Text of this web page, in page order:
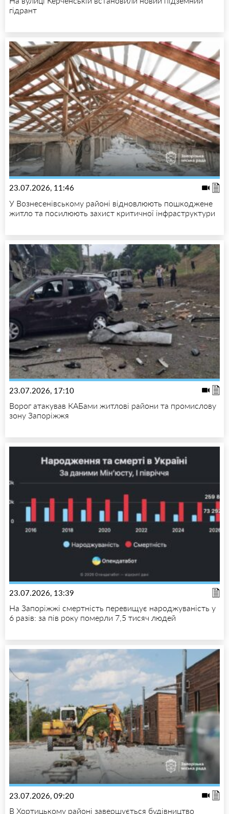
гідрант
23.07.2026, 11:46
У Вознесенівському районі відновлюють пошкоджене
житло та посилюють захист критичної інфраструктури
23.07.2026, 17:10
Ворог атакував КАБами житлові райони та промислову
зону Запоріжжя
23.07.2026, 13:39
На Запоріжжі смертність перевищує народжуваність у
6 разів: за пів року померли 7,5 тисяч людей
23.07.2026, 09:20
В Хортицькому районі завершується будівництво